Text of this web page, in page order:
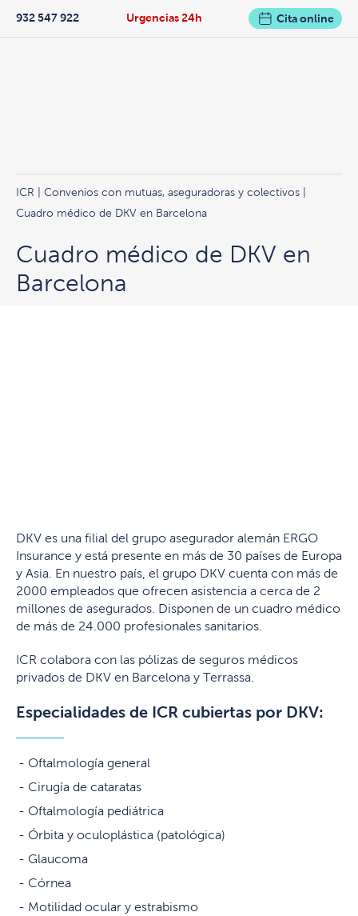
Urgencias 24h
932 547 922 Cita online
ICR Convenios con mutuas, aseguradoras y colectivos
Cuadro médico de DKV en Barcelona
Cuadro médico de DKV en
Barcelona
DKV es una filial del grupo asegurador alemán ERGO
Insurance y está presente en más de 30 países de Europa
y Asia. En nuestro país, el grupo DKV cuenta con más de
2000 empleados que ofrecen asistencia a cerca de 2
millones de asegurados. Disponen de un cuadro médico
de más de 24.000 profesionales sanitarios.
ICR colabora con las pólizas de seguros médicos
privados de DKV en Barcelona y Terrassa.
Especialidades de ICR cubiertas por DKV:
Oftalmología general
Cirugía de cataratas
Oftalmología pediátrica
Órbita y oculoplástica (patológica)
Glaucoma
Córnea
Motilidad ocular y estrabismo